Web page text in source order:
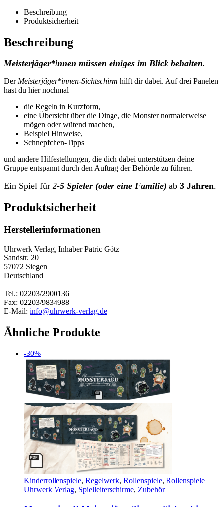
Beschreibung
Produktsicherheit
Beschreibung
Meisterjäger*innen müssen einiges im Blick behalten.
DerMeisterjäger*innen-Sichtschirm hilft dir dabei. Auf drei Panelen
hast du hier nochmal
die Regeln in Kurzform,
eine Übersicht über die Dinge, die Monster normalerweise
mögen oder wütend machen,
Beispiel Hinweise,
Schnepfchen-Tipps
und andere Hilfestellungen, die dich dabei unterstützen deine
Gruppe entspannt durch den Auftrag der Behörde zu führen.
Ein Spiel für2-5 Spieler (oder eine Familie) ab 3 Jahren.
Produktsicherheit
Herstellerinformationen
Uhrwerk Verlag, Inhaber Patric Götz
Sandstr. 20
57072 Siegen
Deutschland
Tel.: 02203/2900136
Fax: 02203/9834988
E-Mail: info@uhrwerk-verlag.de
Ähnliche Produkte
-30%
Kinderrollenspiele, Regelwerk, Rollenspiele, Rollenspiele
Uhrwerk Verlag, Spielleiterschirme, Zubehör